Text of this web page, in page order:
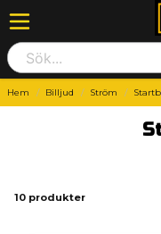
Hem Billjud Ström
10 produkter